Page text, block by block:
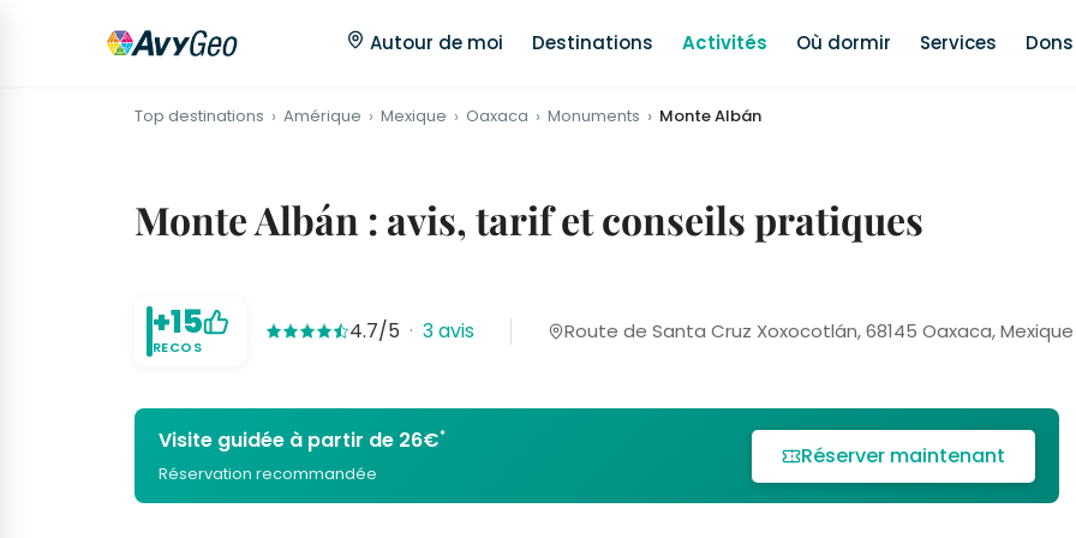
Autour de moi Destinations Activités Où dormir Services
Top destinations Amérique Mexique Oaxaca Monuments Monte Albán
Monte Albán : avis, tarif et conseils pratiques
+15
RECOS
4.7/5 · 3 avis Route de Santa Cruz Xoxocotlán, 68145 Oaxaca, Mexique
Visite guidée à partir de 26€*
Réservation recommandée
Réserver maintenant